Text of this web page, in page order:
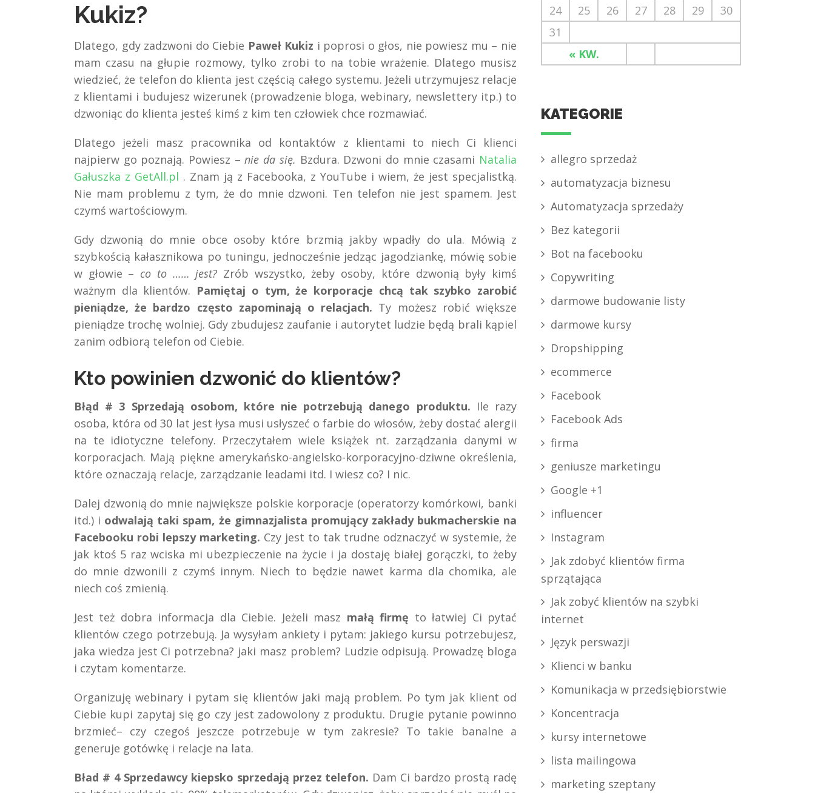
Kukiz?
Dlatego, gdy zadzwoni do Ciebie Paweł Kukiz i poprosi o głos, nie powiesz mu – nie
mam czasu na głupie rozmowy, tylko zrobi to na tobie wrażenie. Dlatego musisz
wiedzieć, że telefon do klienta jest częścią całego systemu. Jeżeli utrzymujesz relacje
z klientami i budujesz wizerunek (prowadzenie bloga, webinary, newslettery itp.) to
dzwoniąc do klienta jesteś kimś z kim ten człowiek chce rozmawiać.
Dlatego jeżeli masz pracownika od kontaktów z klientami to niech Ci klienci
najpierw go poznają. Powiesz –nie da się. Bzdura. Dzwoni do mnie czasami Natalia
Gałuszka z GetAll.pl . Znam ją z Facebooka, z YouTube i wiem, że jest specjalistką.
Nie mam problemu z tym, że do mnie dzwoni. Ten telefon nie jest spamem. Jest
czymś wartościowym.
Gdy dzwonią do mnie obce osoby które brzmią jakby wpadły do ula. Mówią z
szybkością kałasznikowa po tuningu, jednocześnie jedząc jagodziankę, mówię sobie
w głowie – co to …… jest? Zrób wszystko, żeby osoby, które dzwonią były kimś
ważnym dla klientów. Pamiętaj o tym, że korporacje chcą tak szybko zarobić
pieniądze, że bardzo często zapominają o relacjach. Ty możesz robić większe
pieniądze trochę wolniej. Gdy zbudujesz zaufanie i autorytet ludzie będą brali kąpiel
zanim odbiorą telefon od Ciebie.
Kto powinien dzwonić do klientów?
Błąd # 3 Sprzedają osobom, które nie potrzebują danego produktu. Ile razy
osoba, która od 30 lat jest łysa musi usłyszeć o farbie do włosów, żeby dostać alergii
na te idiotyczne telefony. Przeczytałem wiele książek nt. zarządzania danymi w
korporacjach. Mają piękne amerykańsko-angielsko-korporacyjno-dziwne określenia,
które oznaczają relacje, zarządzanie leadami itd. I wiesz co? I nic.
Dalej dzwonią do mnie największe polskie korporacje (operatorzy komórkowi, banki
itd.) i odwalają taki spam, że gimnazjalista promujący zakłady bukmacherskie na
Facebooku robi lepszy marketing. Czy jest to tak trudne odznaczyć w systemie, że
jak ktoś 5 raz wciska mi ubezpieczenie na życie i ja dostaję białej gorączki, to żeby
do mnie dzwonili z czymś innym. Niech to będzie nawet karma dla chomika, ale
niech coś zmienią.
Jest też dobra informacja dla Ciebie. Jeżeli masz małą firmę to łatwiej Ci pytać
klientów czego potrzebują. Ja wysyłam ankiety i pytam: jakiego kursu potrzebujesz,
jaka wiedza jest Ci potrzebna? jaki masz problem? Ludzie odpisują. Prowadzę bloga
i czytam komentarze.
Organizuję webinary i pytam się klientów jaki mają problem. Po tym jak klient od
Ciebie kupi zapytaj się go czy jest zadowolony z produktu. Drugie pytanie powinno
brzmieć– czy czegoś jeszcze potrzebuje w tym zakresie? To takie banalne a
generuje gotówkę i relacje na lata.
Bład # 4 Sprzedawcy kiepsko sprzedają przez telefon. Dam Ci bardzo prostą radę
« KW.
24
25 26 27 28 29
30
31
KATEGORIE
allegro sprzedaż
automatyzacja biznesu
Automatyzacja sprzedaży
Bez kategorii
Bot na facebooku
Copywriting
darmowe budowanie listy
darmowe kursy
Dropshipping
ecommerce
Facebook
Facebook Ads
firma
geniusze marketingu
Google +1
influencer
Instagram
Jak zdobyć klientów firma
sprzątająca
Jak zobyć klientów na szybki
internet
Język perswazji
Klienci w banku
Komunikacja w przedsiębiorstwie
Koncentracja
kursy internetowe
lista mailingowa
marketing szeptany